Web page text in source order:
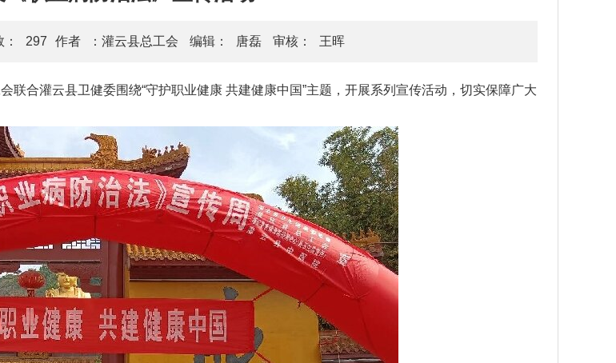
297 作者 ：灌云县总工会 编辑： 唐磊 审核： 王晖
合灌云县卫健委围绕“守护职业健康 共建健康中国”主题，开展系列宣传活动，切实保障广大